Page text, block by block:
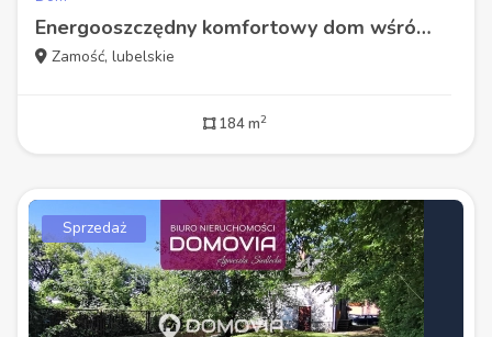
Energooszczędny komfortowy dom wśród zieleni pod Zamościem
Zamość, lubelskie
184 m2
Sprzedaż